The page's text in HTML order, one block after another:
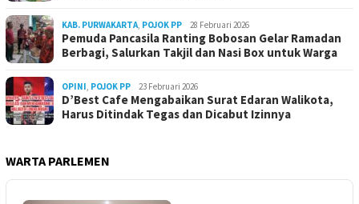
KAB. PURWAKARTA, POJOK PP 28 Februari 2026
Pemuda Pancasila Ranting Bobosan Gelar Ramadan
Berbagi, Salurkan Takjil dan Nasi Box untuk Warga
OPINI, POJOK PP 23 Februari 2026
D’Best Cafe Mengabaikan Surat Edaran Walikota,
Harus Ditindak Tegas dan Dicabut Izinnya
WARTA PARLEMEN